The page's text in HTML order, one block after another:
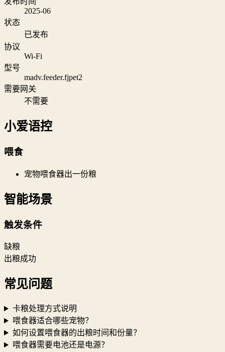
2025-06
状态
已发布
协议
Wi‑Fi
型号
madv.feeder.fjpet2
需要网关
不需要
小爱语控
喂食
宠物喂食器出一份粮
智能场景
触发条件
缺粮
出粮成功
常见问题
卡粮处理方式说明
喂食器适合哪些宠物？
如何设置喂食器的出粮时间和份量？
喂食器需要电池还是电源？